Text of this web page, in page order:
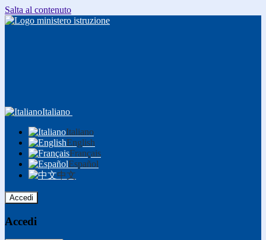
Salta al contenuto
Italiano
Italiano
English
Français
Español
中文
Accedi
Accedi